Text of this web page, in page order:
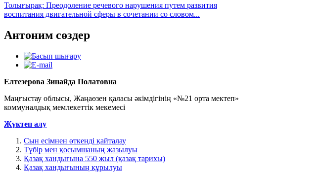
Толығырақ: Преодоление речевого нарушения путем развития
воспитания двигательной сферы в сочетании со словом...
Антоним сөздер
Елтезерова Зинайда Полатовна
Маңғыстау облысы, Жаңаөзен қаласы әкімдігінің «№21 орта мектеп»
коммуналдық мемлекеттік мекемесі
Жүктеп алу
Сын есімнен өткенді қайталау
Түбір мен қосымшаның жазылуы
Қазақ хандығына 550 жыл (қазақ тарихы)
Қазақ хандығының құрылуы